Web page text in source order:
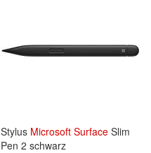
Stylus Microsoft Surface Slim
Pen 2 schwarz